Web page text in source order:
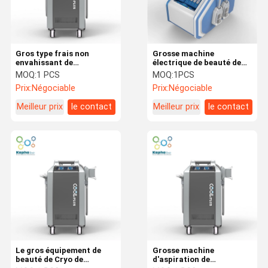
Maison Produits
Visite
Grosse machine
électrique de beauté de
machine de stimulation
de Muslce de machine de
congélation de
Cryolipolysis pour la
perte de poids
MOQ:1PCS
Prix:Négociable
Meilleur prix
le contact
Gros type frais non
envahissant de
combinaison de la
chaleur de machine de
congélation de
MOQ:1 PCS
Prix:Négociable
Meilleur prix
le contact
Grosse machine
d'aspiration de
Le gros équipement de
beauté de Cryo de